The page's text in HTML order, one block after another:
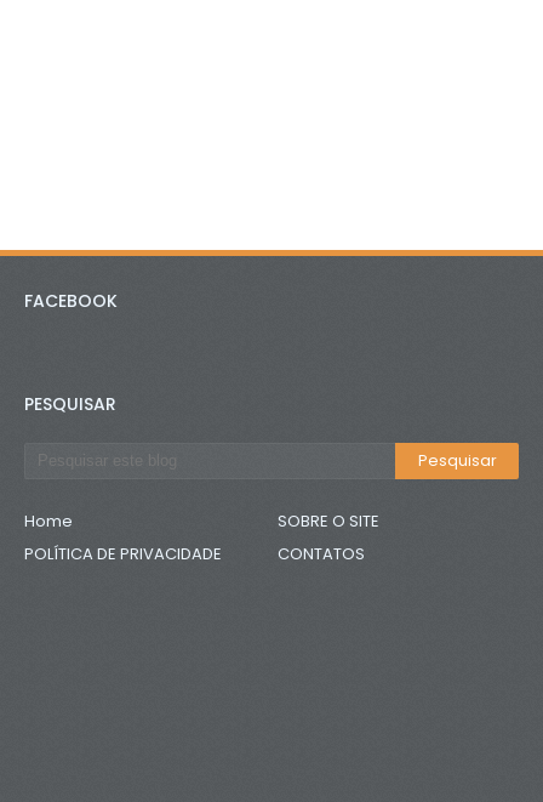
FACEBOOK
PESQUISAR
Home
SOBRE O SITE
POLÍTICA DE PRIVACIDADE
CONTATOS